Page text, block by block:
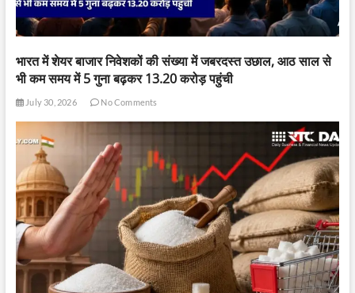
भारत में शेयर बाजार निवेशकों की संख्या में जबरदस्त उछाल, आठ साल से
भी कम समय में 5 गुना बढ़कर 13.20 करोड़ पहुंची
July 30, 2026 No Comments